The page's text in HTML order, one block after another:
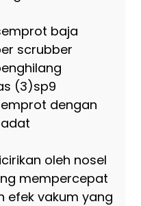
dengan
oleh nosel
mempercepat
efek vakum yang